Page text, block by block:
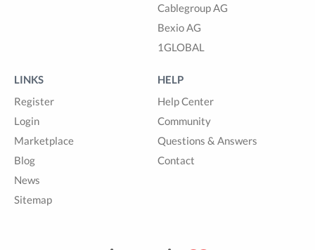
Cablegroup AG
Bexio AG
1GLOBAL
LINKS
Register
Login
Marketplace
Blog
News
Sitemap
HELP
Help Center
Community
Questions & Answers
Contact